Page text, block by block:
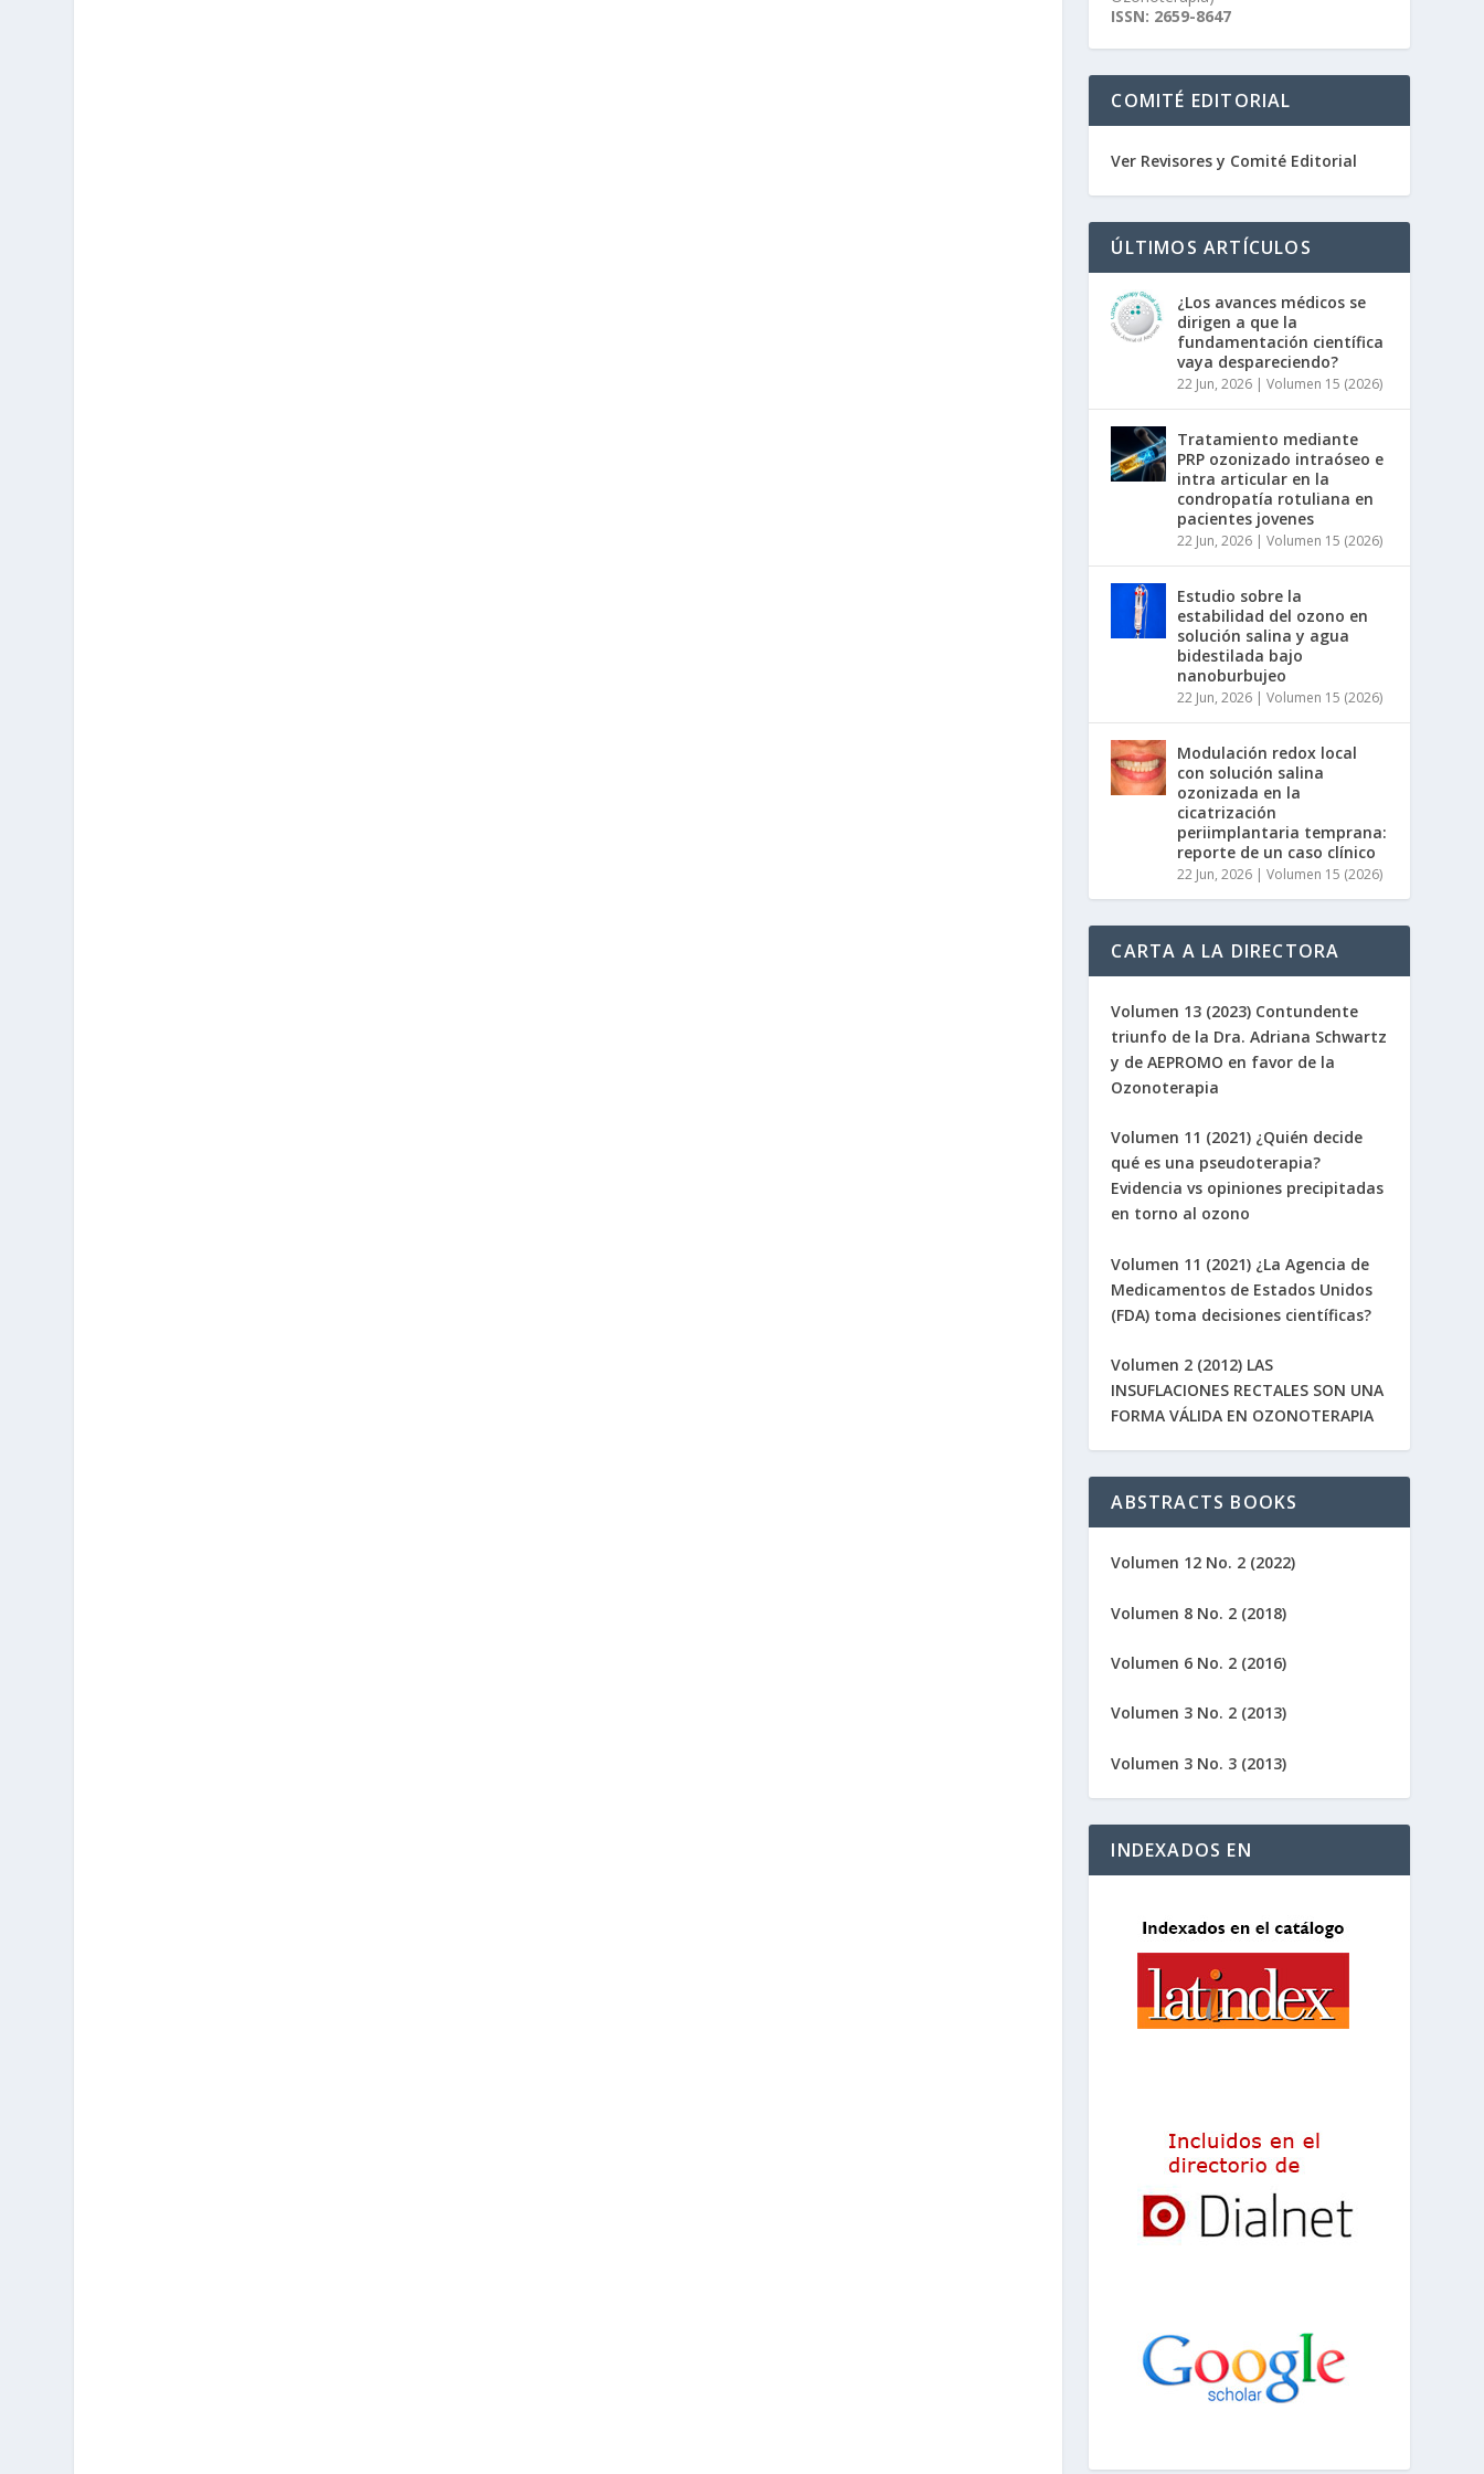
ISSN: 2659-8647
COMITÉ EDITORIAL
Ver Revisores y Comité Editorial
ÚLTIMOS ARTÍCULOS
¿Los avances médicos se
dirigen a que la
fundamentación científica
vaya despareciendo?
22 Jun, 2026 |Volumen 15 (2026)
Tratamiento mediante
PRP ozonizado intraóseo e
intra articular en la
condropatía rotuliana en
pacientes jovenes
22 Jun, 2026 |Volumen 15 (2026)
Estudio sobre la
estabilidad del ozono en
solución salina y agua
bidestilada bajo
nanoburbujeo
22 Jun, 2026 |Volumen 15 (2026)
Modulación redox local
con solución salina
ozonizada en la
cicatrización
periimplantaria temprana:
reporte de un caso clínico
22 Jun, 2026 |Volumen 15 (2026)
CARTA A LA DIRECTORA
Volumen 13 (2023) Contundente
triunfo de la Dra. Adriana Schwartz
y de AEPROMO en favor de la
Ozonoterapia
Volumen 11 (2021) ¿Quién decide
qué es una pseudoterapia?
Evidencia vs opiniones precipitadas
en torno al ozono
Volumen 11 (2021) ¿La Agencia de
Medicamentos de Estados Unidos
(FDA) toma decisiones científicas?
Volumen 2 (2012) LAS
INSUFLACIONES RECTALES SON UNA
FORMA VÁLIDA EN OZONOTERAPIA
ABSTRACTS BOOKS
Volumen 12 No. 2 (2022)
Volumen 8 No. 2 (2018)
Volumen 6 No. 2 (2016)
Volumen 3 No. 2 (2013)
Volumen 3 No. 3 (2013)
INDEXADOS EN